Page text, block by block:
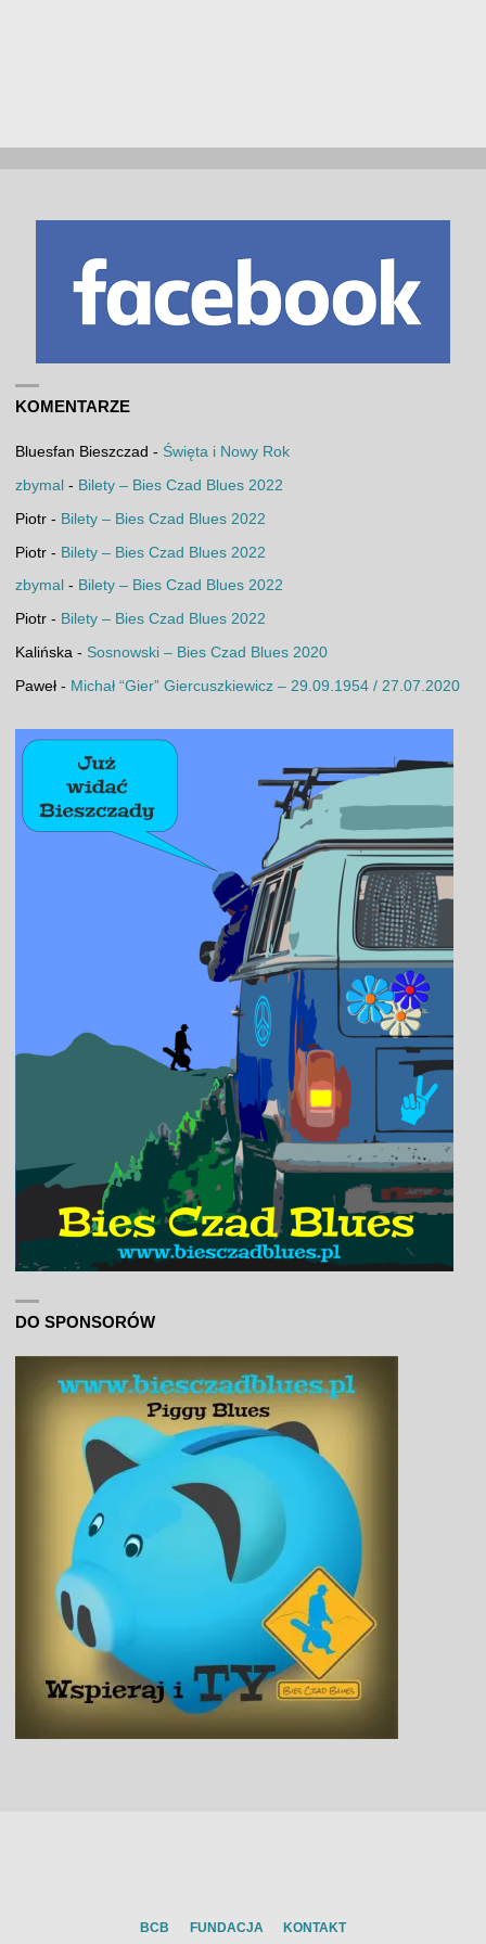
KOMENTARZE
Bluesfan Bieszczad - Święta i Nowy Rok
zbymal - Bilety – Bies Czad Blues 2022
Piotr- Bilety – Bies Czad Blues 2022
Piotr- Bilety – Bies Czad Blues 2022
zbymal - Bilety – Bies Czad Blues 2022
Piotr- Bilety – Bies Czad Blues 2022
Kalińska - Sosnowski – Bies Czad Blues 2020
Paweł- Michał “Gier” Giercuszkiewicz – 29.09.1954 / 27.07.2020
DO SPONSORÓW
BCB FUNDACJA KONTAKT